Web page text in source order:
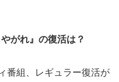
がれ』の復活は？
番組、レギュラー復活が